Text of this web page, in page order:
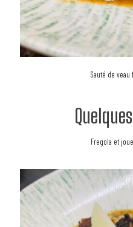
Sauté de veau
Fregola et